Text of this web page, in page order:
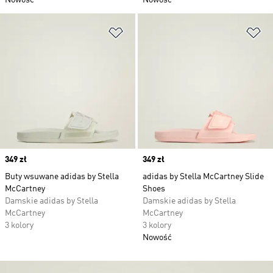
Price
349 zł
Buty wsuwane adidas by Stella
McCartney
Damskie adidas by Stella
McCartney
3 kolory
Price
349 zł
adidas by Stella McCartney Slide
Shoes
Damskie adidas by Stella
McCartney
3 kolory
Nowość